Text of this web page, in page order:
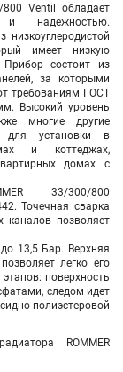
Ventil обладает
и надежностью.
имеет низкую
Прибор состоит из
за которыми
требованиям ГОСТ
Высокий уровень
многие другие
для установки в
и коттеджах,
домах с
33/300/800
Точечная сварка
каналов позволяет
13,5 Бар. Верхняя
легко его
поверхность
следом идет
полиэстеровой
ROMMER